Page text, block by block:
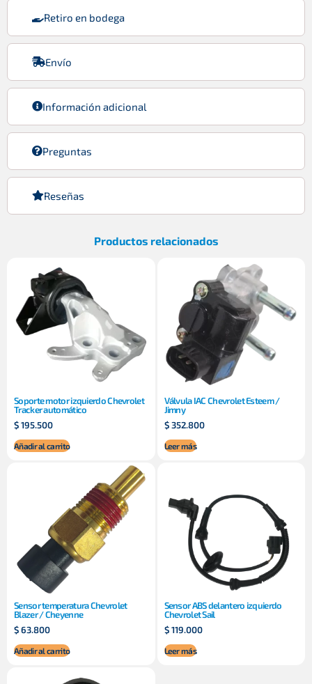
Retiro en bodega
Envío
Información adicional
Preguntas
Reseñas
Productos relacionados
Soporte motor izquierdo Chevrolet
Tracker automático
$195.500
Añadir al carrito
Válvula IAC Chevrolet Esteem /
Jimny
$352.800
Leer más
Sensor temperatura Chevrolet
Blazer / Cheyenne
$63.800
Añadir al carrito
Sensor ABS delantero izquierdo
Chevrolet Sail
$119.000
Leer más